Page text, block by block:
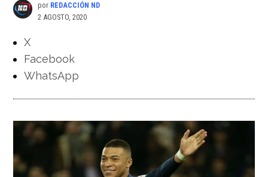
por REDACCIÓN ND
2 AGOSTO, 2020
X
Facebook
WhatsApp